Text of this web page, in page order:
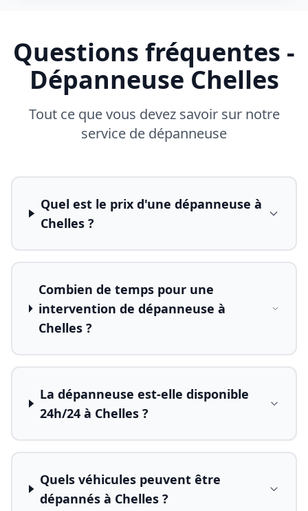
Questions fréquentes -
Dépanneuse Chelles
Tout ce que vous devez savoir sur notre
service de dépanneuse
Quel est le prix d'une dépanneuse à
Chelles ?
Combien de temps pour une
intervention de dépanneuse à
Chelles ?
La dépanneuse est-elle disponible
24h/24 à Chelles ?
Quels véhicules peuvent être
dépannés à Chelles ?